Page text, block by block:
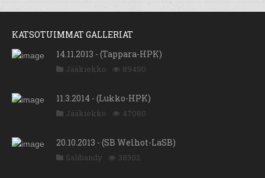
KATSOTUIMMAT GALLERIAT
14.11.2013 - (Tappara-HPK)
Jääkiekko 89490
11.3.2014 - (Lukko-HPK)
Jääkiekko 47080
20.10.2013 - (SB Welhot-LaSB)
Salibandy 38302